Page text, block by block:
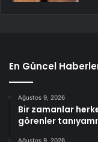
En Güncel
Ağustos 9, 2026
Bir zamanlar
görenler
Ağustos 9, 2026